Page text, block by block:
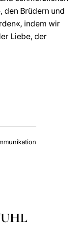
den Brüdern und
indem wir
Liebe, der